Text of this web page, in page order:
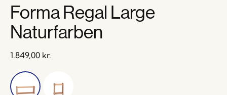
Forma Regal Large
Naturfarben
1.849,00 kr.